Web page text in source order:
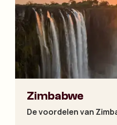
Zimbabwe
De voordelen van